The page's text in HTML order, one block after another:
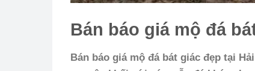
Bán báo giá mộ đá
Bán báo giá mộ đá bát giác đẹp tại